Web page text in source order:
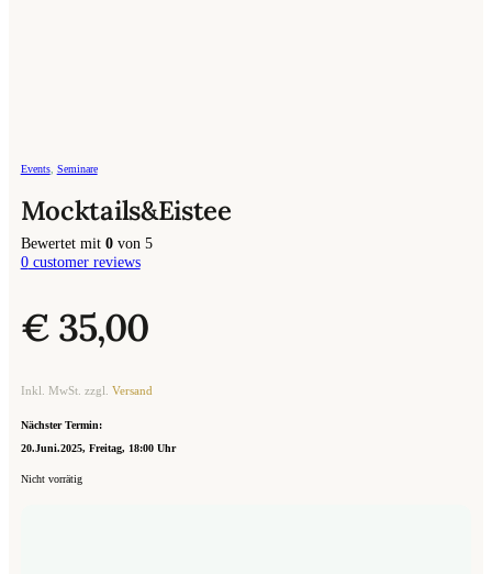
Events, Seminare
Mocktails&Eistee
Bewertet mit 0von 5
0customer reviews
€35,00
Inkl. MwSt. zzgl. Versand
Nächster Termin:
20.Juni.2025, Freitag, 18:00 Uhr
Nicht vorrätig